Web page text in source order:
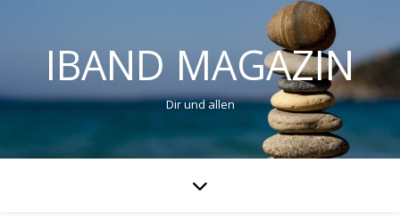
IBAND MAGAZIN
Dir und allen